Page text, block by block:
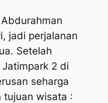
jadi perjalanan
Setelah
2 di
seharga
tujuan wisata :